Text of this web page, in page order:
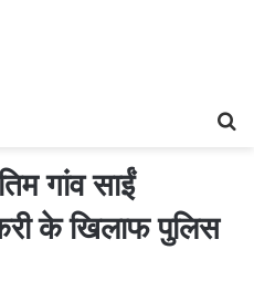
गांव साईं
के खिलाफ पुलिस